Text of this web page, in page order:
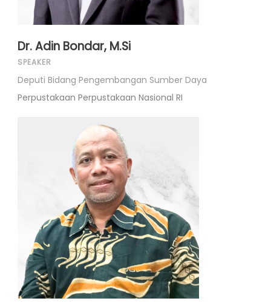
Dr. Adin Bondar, M.Si
SPEAKER
Deputi Bidang Pengembangan Sumber Daya
Perpustakaan Perpustakaan Nasional RI